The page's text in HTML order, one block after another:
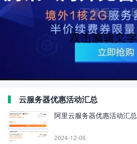
云服务器优惠活动汇总
阿里云服务器优惠活动汇总
2024-12-06